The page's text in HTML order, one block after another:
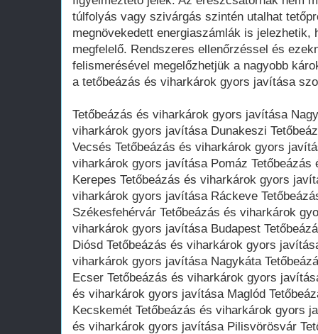
túlfolyás vagy szivárgás szintén utalhat
megnövekedett energiaszámlák is jelezhetik,
megfelelő. Rendszeres ellenőrzéssel és
felismerésével megelőzhetjük a nagyobb
a tetőbeázás és viharkárok gyors javítása
Tetőbeázás és viharkárok gyors javítása
viharkárok gyors javítása Dunakeszi
Vecsés Tetőbeázás és viharkárok gyors
viharkárok gyors javítása Pomáz
Kerepes Tetőbeázás és viharkárok gyors
viharkárok gyors javítása Ráckeve
Székesfehérvár Tetőbeázás és viharkárok
viharkárok gyors javítása Budapest
Diósd Tetőbeázás és viharkárok gyors
viharkárok gyors javítása Nagykáta
Ecser Tetőbeázás és viharkárok gyors
és viharkárok gyors javítása Maglód
Kecskemét Tetőbeázás és viharkárok gyors
és viharkárok gyors javítása Pilisvörösvár